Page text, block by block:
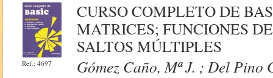
Ref.: 4697
CURSO COMPLETO DE
MATRICES; FUNCIONES
SALTOS MÚLTIPLES
Gómez Caño, Mª J. ; Del Pino